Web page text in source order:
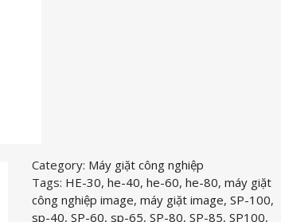
Category: Máy giặt công nghiệp
Tags: HE-30, he-40, he-60, he-80, máy giặt
công nghiệp image, máy giặt image, SP-100,
sp-40, SP-60, sp-65, SP-80, SP-85, SP100,